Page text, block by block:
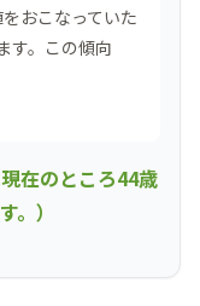
おこなっていた
す。この傾向
在のところ44歳
。）